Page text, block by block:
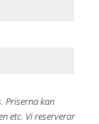
Priserna kan
etc. Vi reserverar